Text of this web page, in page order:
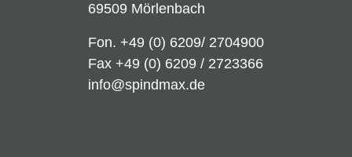
69509 Mörlenbach
Fon. +49 (0) 6209/ 2704900
Fax +49 (0) 6209 / 2723366
info@spindmax.de